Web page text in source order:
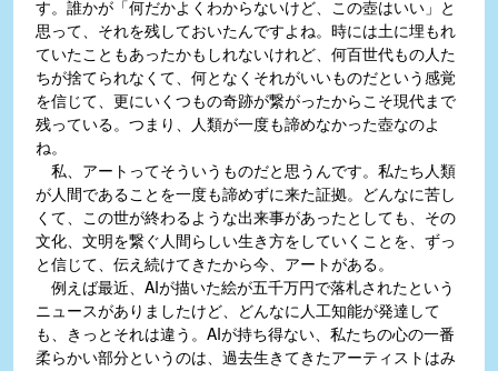
す。誰かが「何だかよくわからないけど、この壺はいい」と
思って、それを残しておいたんですよね。時には土に埋もれ
ていたこともあったかもしれないけれど、何百世代もの人た
ちが捨てられなくて、何となくそれがいいものだという感覚
を信じて、更にいくつもの奇跡が繋がったからこそ現代まで
残っている。つまり、人類が一度も諦めなかった壺なのよ
ね。
私、アートってそういうものだと思うんです。私たち人類
が人間であることを一度も諦めずに来た証拠。どんなに苦し
くて、この世が終わるような出来事があったとしても、その
文化、文明を繋ぐ人間らしい生き方をしていくことを、ずっ
と信じて、伝え続けてきたから今、アートがある。
例えば最近、AIが描いた絵が五千万円で落札されたという
ニュースがありましたけど、どんなに人工知能が発達して
も、きっとそれは違う。AIが持ち得ない、私たちの心の一番
柔らかい部分というのは、過去生きてきたアーティストはみ